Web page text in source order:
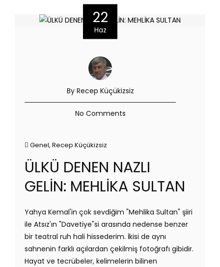
22
Haz
By Recep Küçükizsiz
No Comments
Genel, Recep Küçükizsiz
ÜLKÜ DENEN NAZLI
GELİN: MEHLİKA SULTAN
Yahya Kemal'in çok sevdiğim "Mehlika Sultan" şiiri
ile Atsız'ın "Davetiye"si arasında nedense benzer
bir teatral ruh hali hissederim. İkisi de aynı
sahnenin farklı açılardan çekilmiş fotoğrafı gibidir.
Hayat ve tecrübeler, kelimelerin bilinen